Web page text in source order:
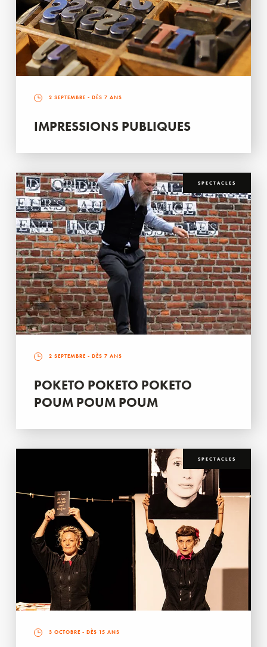
2 SEPTEMBRE - DÈS 7 ANS
IMPRESSIONS PUBLIQUES
SPECTACLES
2 SEPTEMBRE - DÈS 7 ANS
POKETO POKETO POKETO
POUM POUM POUM
SPECTACLES
3 OCTOBRE - DÈS 15 ANS